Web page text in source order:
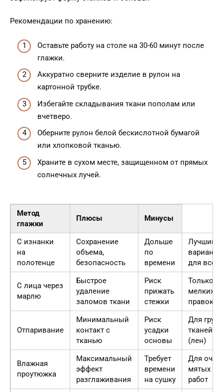
Рекомендации по хранению:
Оставьте работу на столе на 30-60 минут после
глажки.
Аккуратно сверните изделие в рулон на
картонной трубке.
Избегайте складывания ткани пополам или
вчетверо.
Оберните рулон белой бескислотной бумагой
или хлопковой тканью.
Храните в сухом месте, защищенном от прямых
солнечных лучей.
Метод
глажки
Плюсы Минусы
С изнанки
на
полотенце
Сохранение
объема,
безопасность
Дольше
по
времени
Лучший
вариант
для всех
С лица через
марлю
Быстрое
удаление
заломов ткани
Риск
прижать
стежки
Только
мелких
правок
Отпаривание
Минимальный
контакт с
тканью
Риск
усадки
основы
Для
тканей
(лен)
Влажная
проутюжка
Максимальный
эффект
разглаживания
Требует
времени
на сушку
Для
мятых
работ